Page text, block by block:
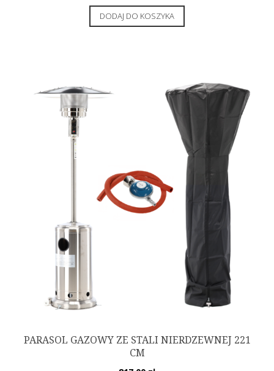
DODAJ DO KOSZYKA
PARASOL GAZOWY ZE STALI NIERDZEWNEJ 221
CM